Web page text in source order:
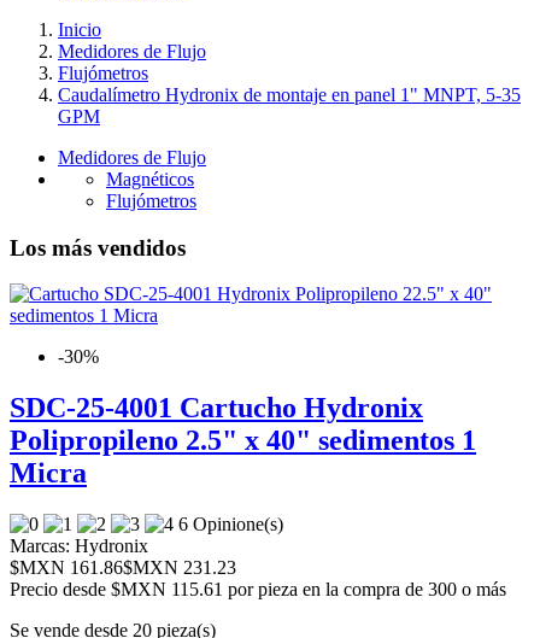
Inicio
Medidores de Flujo
Flujómetros
Caudalímetro Hydronix de montaje en panel 1" MNPT, 5-35
GPM
Medidores de Flujo
Magnéticos
Flujómetros
Los más vendidos
-30%
SDC-25-4001 Cartucho Hydronix
Polipropileno 2.5" x 40" sedimentos 1
Micra
6 Opinione(s)
Marcas: Hydronix
$MXN 161.86$MXN 231.23
Precio desde $MXN 115.61 por pieza en la compra de 300 o más
Se vende desde 20 pieza(s)